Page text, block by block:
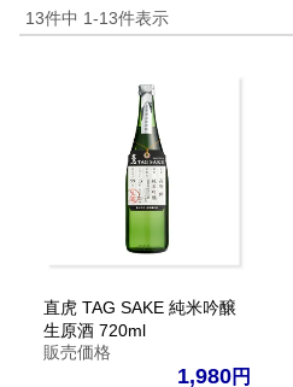
13件中 1-13件表示
直虎 TAG SAKE 純米吟醸
生原酒 720ml
販売価格
1,980